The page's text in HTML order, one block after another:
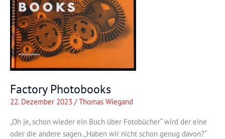
Factory Photobooks
22. Dezember 2023 /Thomas Wiegand
„Oh je, schon wieder ein Buch über Fotobücher“ wird der eine
oder die andere sagen. „Haben wir nicht schon genug davon?“